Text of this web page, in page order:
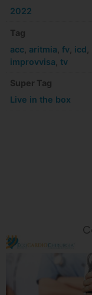
2022
Tag
acc aritmia ,fv icd
improvvisa ,tv
Super Tag
Live in the box